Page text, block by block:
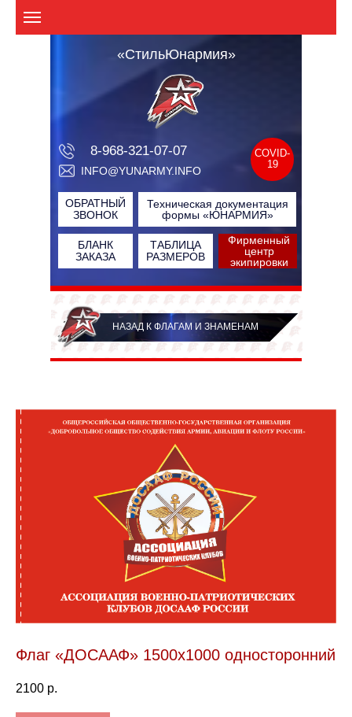
8-968-321-07-07
«СТИЛЬ ЮНАРМИЯ»
«СтильЮнармия»
БЕСПЛАТНЫЙ ЗВОНОК ПО РОССИИ
БЛАНК
ЗАКАЗА
INFO@YUNARMY.INFO
Техническая документация
формы «ЮНАРМИЯ»
Фирменный
центр
экипировки
КАТАЛОГ
КОНТАКТЫ
ОПТ
ОБРАТНЫЙ
ЗВОНОК
ТАБЛИЦА
РАЗМЕРОВ
COVID-
19
НАЗАД К ФЛАГАМ И ЗНАМЕНАМ
Флаг «ДОСААФ» 1500х1000 односторонний
2100 р.